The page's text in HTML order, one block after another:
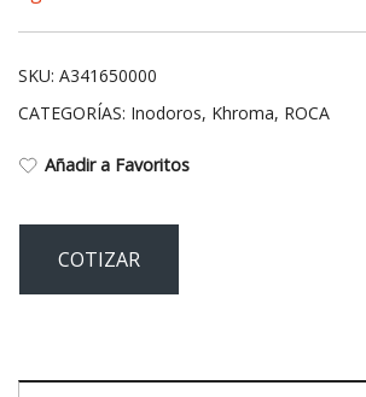
SKU: A341650000
CATEGORÍAS: Inodoros, Khroma, ROCA
Añadir a Favoritos
COTIZAR